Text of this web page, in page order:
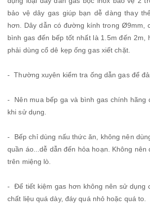
bảo vệ dây gas giúp bạn dễ dàng thay
hơn. Dây dẫn có đường kính trong Ø9mm,
bình gas đến bếp tốt nhất là 1.5m đến 2m,
phải dùng cổ dê kẹp ống gas xiết chặt.
- Thường xuyên kiểm tra ống dẫn gas để
- Nên mua bếp ga và bình gas chính hãng
khi sử dụng.
- Bếp chỉ dùng nấu thức ăn, không nên
quần áo...dễ dẫn đến hỏa hoạn. Không nên
trên miệng lò.
- Để tiết kiệm gas hơn không nên sử dụng
chất liệu quá dày, đáy quá nhỏ hoặc quá to.